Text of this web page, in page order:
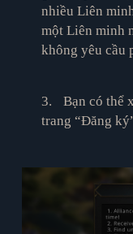
nhiều Liên
một Liên minh
không yêu cầu
3.
Bạn có thể
trang “Đăng